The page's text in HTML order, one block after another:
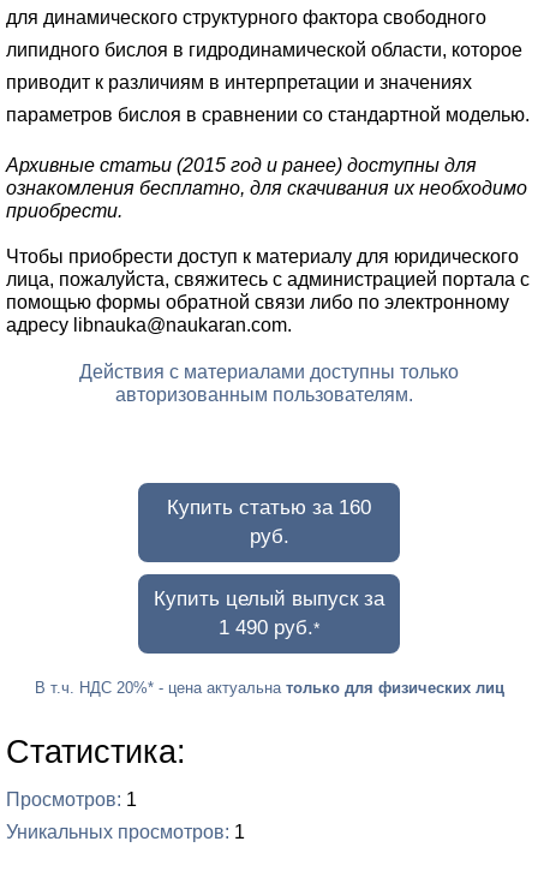
для динамического структурного фактора свободного
липидного бислоя в гидродинамической области, которое
приводит к различиям в интерпретации и значениях
параметров бислоя в сравнении со стандартной моделью.
Архивные статьи (2015 год и ранее) доступны для
ознакомления бесплатно, для скачивания их необходимо
приобрести.
Чтобы приобрести доступ к материалу для юридического
лица, пожалуйста, свяжитесь с администрацией портала с
помощью формы обратной связи либо по электронному
адресу libnauka@naukaran.com.
Действия с материалами доступны только
авторизованным пользователям.
Купить статью за 160
руб.
Купить целый выпуск за
1 490 руб.*
* - цена актуальна только для физических лиц
В т.ч. НДС 20%
Статистика:
Просмотров 1
Уникальных просмотров 1